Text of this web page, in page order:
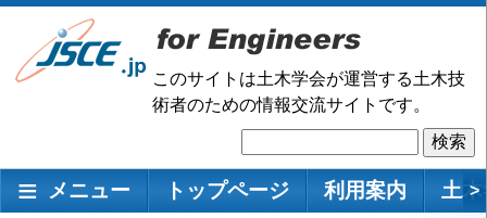
メ
ン
このサイトは土木学会が運営する土木技
術者のための情報交流サイトです。
索
メインナビゲーション
メニュー トップページ 利用案内 土 >